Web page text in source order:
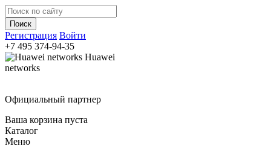
Регистрация Войти
+7 495 374-94-35
Huawei
networks
Официальный партнер
Ваша корзина пуста
Каталог
Меню